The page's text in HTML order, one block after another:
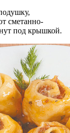
сметанно-
под крышкой.